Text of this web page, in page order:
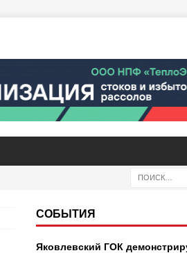
СОБЫТИЯ
Яковлевский ГОК